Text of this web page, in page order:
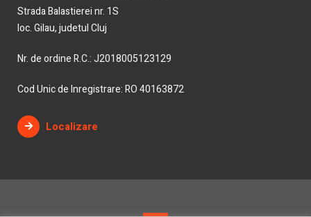
Strada Balastierei nr. 1S
loc. Gilau, judetul Cluj
Nr. de ordine R.C.: J2018005123129
Cod Unic de Inregistrare: RO 40163872
Localizare